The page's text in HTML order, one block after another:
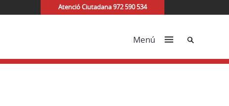
Atenció Ciutadana 972 590 534
Menú Cerca